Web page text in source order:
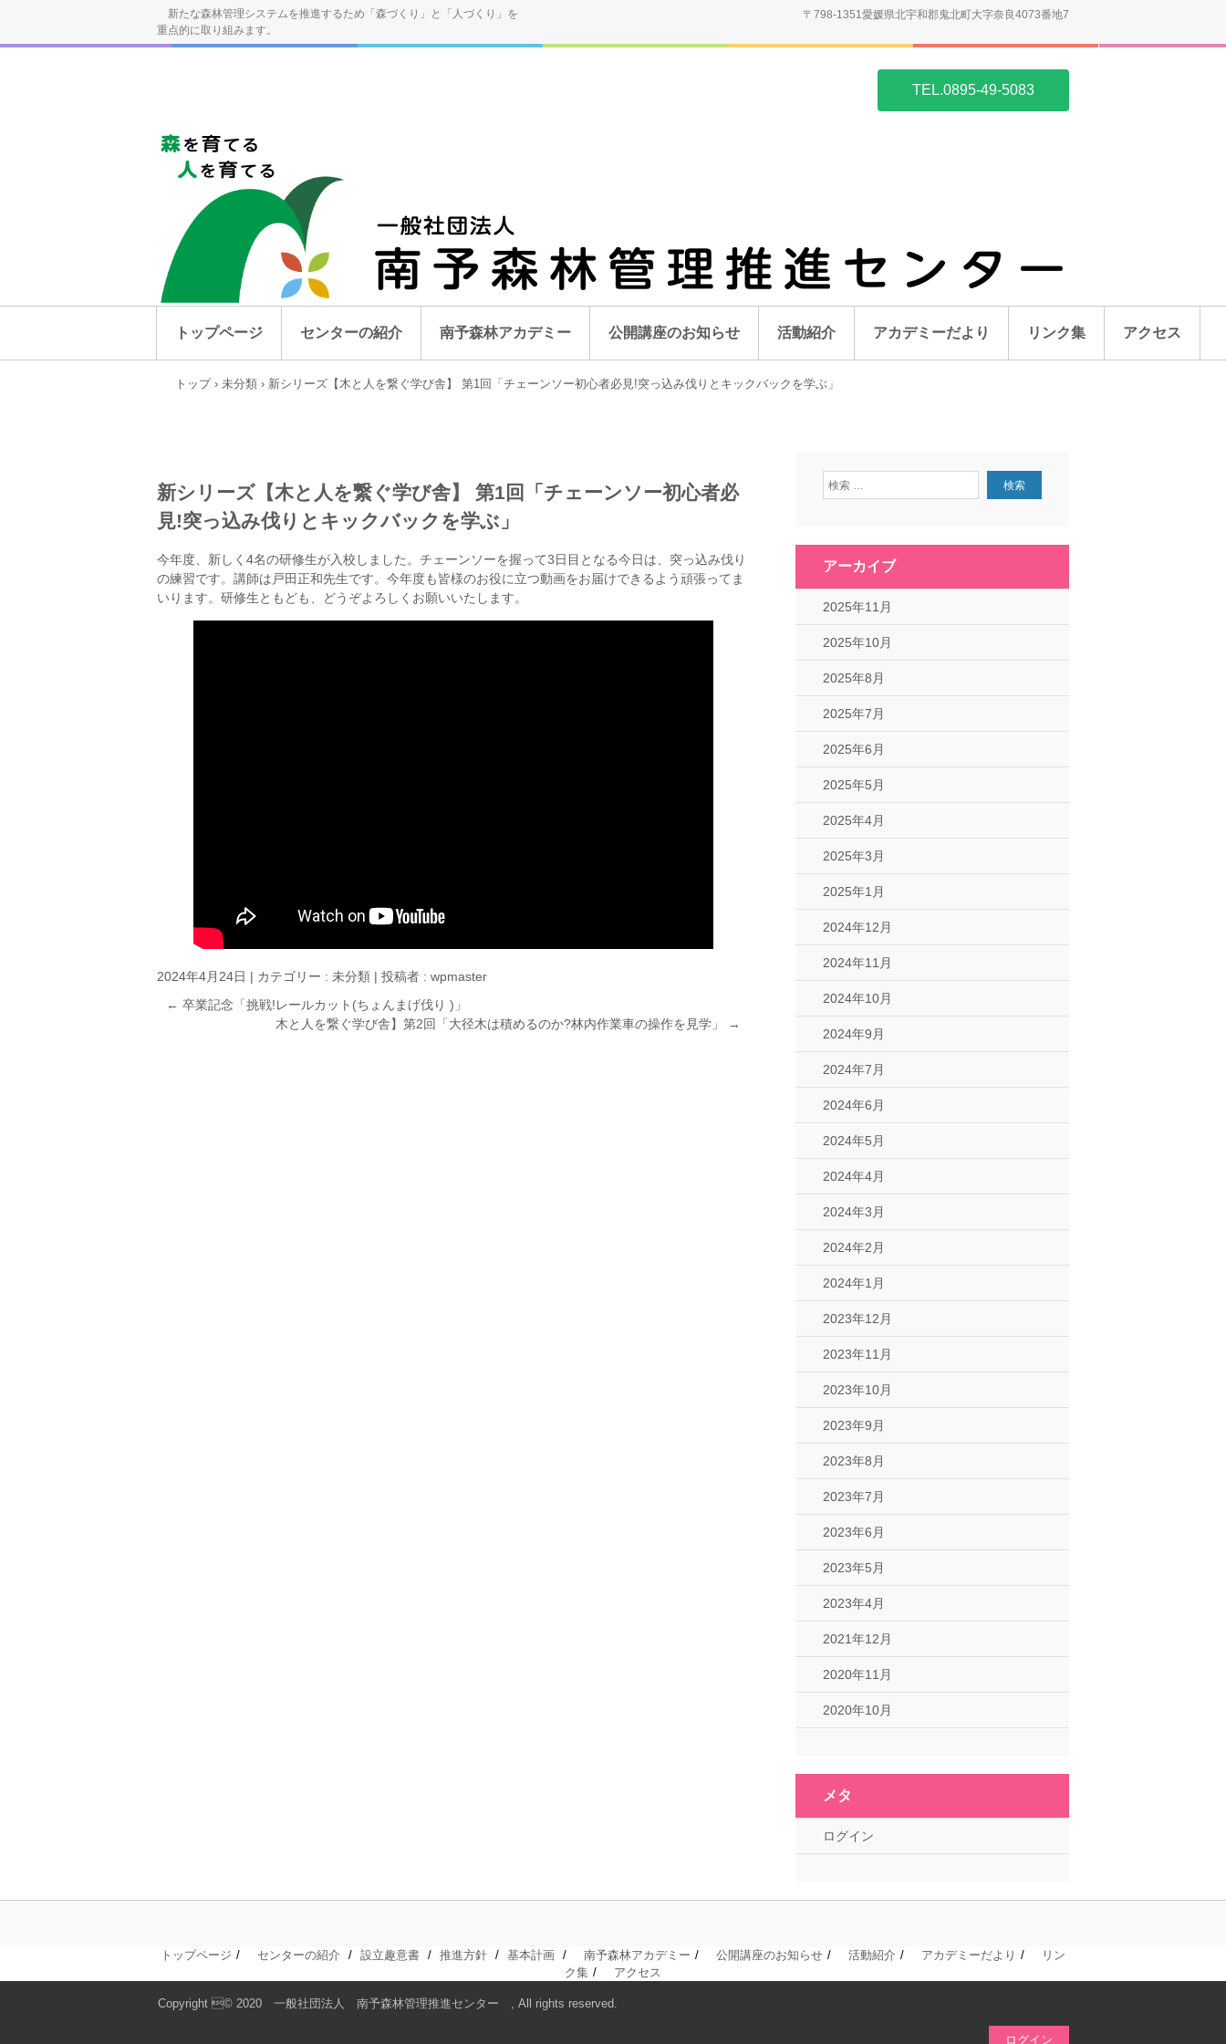
新たな森林管理システムを推進するため「森づくり」と「人づくり」を
重点的に取り組みます。
TEL.0895-49-5083
〒798-1351愛媛県北宇和郡鬼北町大字奈良4073番地7
トップページ センターの紹介 南予森林アカデミー 公開講座のお知らせ 活動紹介 アカデミーだより リンク集 アクセス
トップ › 未分類 › 新シリーズ【木と人を繋ぐ学び舎】 第1回「チェーンソー初心者必見!突っ込み伐りとキックバックを学ぶ」
新シリーズ【木と人を繋ぐ学び舎】 第1回「チェーンソー初心者必
見!突っ込み伐りとキックバックを学ぶ」
今年度、新しく4名の研修生が入校しました。チェーンソーを握って3日目となる今日は、突っ込み伐り
の練習です。講師は戸田正和先生です。今年度も皆様のお役に立つ動画をお届けできるよう頑張ってま
いります。研修生ともども、どうぞよろしくお願いいたします。
2024年4月24日 | カテゴリー : 未分類 | 投稿者 : wpmaster
← 卒業記念「挑戦!レールカット(ちょんまげ伐り )」
木と人を繋ぐ学び舎】第2回「大径木は積めるのか?林内作業車の操作を見学」
→
アーカイブ
2025年11月
2025年10月
2025年8月
2025年7月
2025年6月
2025年5月
2025年4月
2025年3月
2025年1月
2024年12月
2024年11月
2024年10月
2024年9月
2024年7月
2024年6月
2024年5月
2024年4月
2024年3月
2024年2月
2024年1月
2023年12月
2023年11月
2023年10月
2023年9月
2023年8月
2023年7月
2023年6月
2023年5月
2023年4月
2021年12月
2020年11月
2020年10月
メタ
ログイン
トップページ センターの紹介 設立趣意書 推進方針 基本計画 南予森林アカデミー 公開講座のお知らせ 活動紹介 アカデミーだより
リン
ク集
アクセス
Copyright © 2020 一般社団法人 南予森林管理推進センター , All rights reserved.
ログイン